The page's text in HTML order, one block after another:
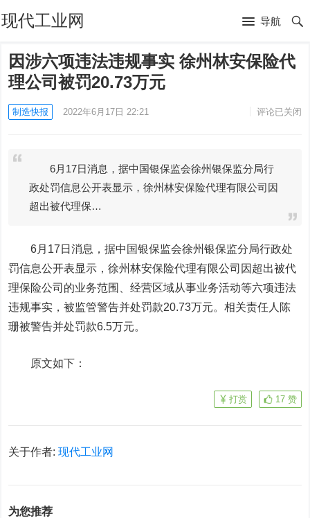
现代工业网 导航
因涉六项违法违规事实 徐州林安保险代
理公司被罚20.73万元
制造快报 2022年6月17日 22:21 评论已关闭
6月17日消息，据中国银保监会徐州银保监分局行
政处罚信息公开表显示，徐州林安保险代理有限公司因
超出被代理保…
6月17日消息，据中国银保监会徐州银保监分局行政处
罚信息公开表显示，徐州林安保险代理有限公司因 超出被代
理保险公司的业务范围、经营区域从事业务活动等六项违法
违规事实 ，被监管警告并处罚款20.73万元。相关责任人 陈
珊被警告并处罚款6.5万元。
原文如下：
17 赞
打赏
关于作者:现代工业网
为您推荐